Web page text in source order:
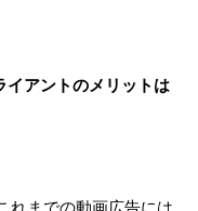
アントのメリットは
れまでの動画広告には